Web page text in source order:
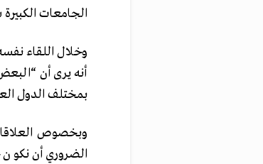
الجامعات
وخلال اللقاء
أنه يرى أن
بمختلف الدول
وبخصوص
الضروري أن نكون